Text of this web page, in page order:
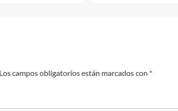
Los campos obligatorios están marcados con *